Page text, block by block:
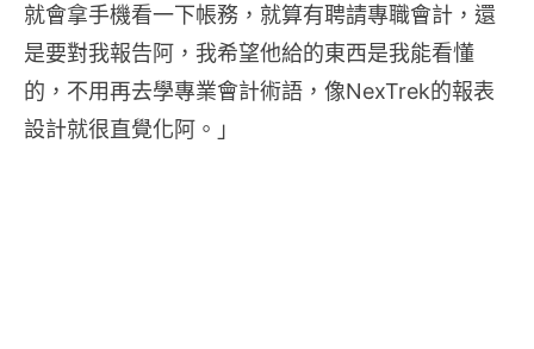
就會拿手機看一下帳務，就算有聘請專職會計，還
是要對我報告阿，我希望他給的東西是我能看懂
的，不用再去學專業會計術語，像NexTrek的報表
設計就很直覺化阿。」